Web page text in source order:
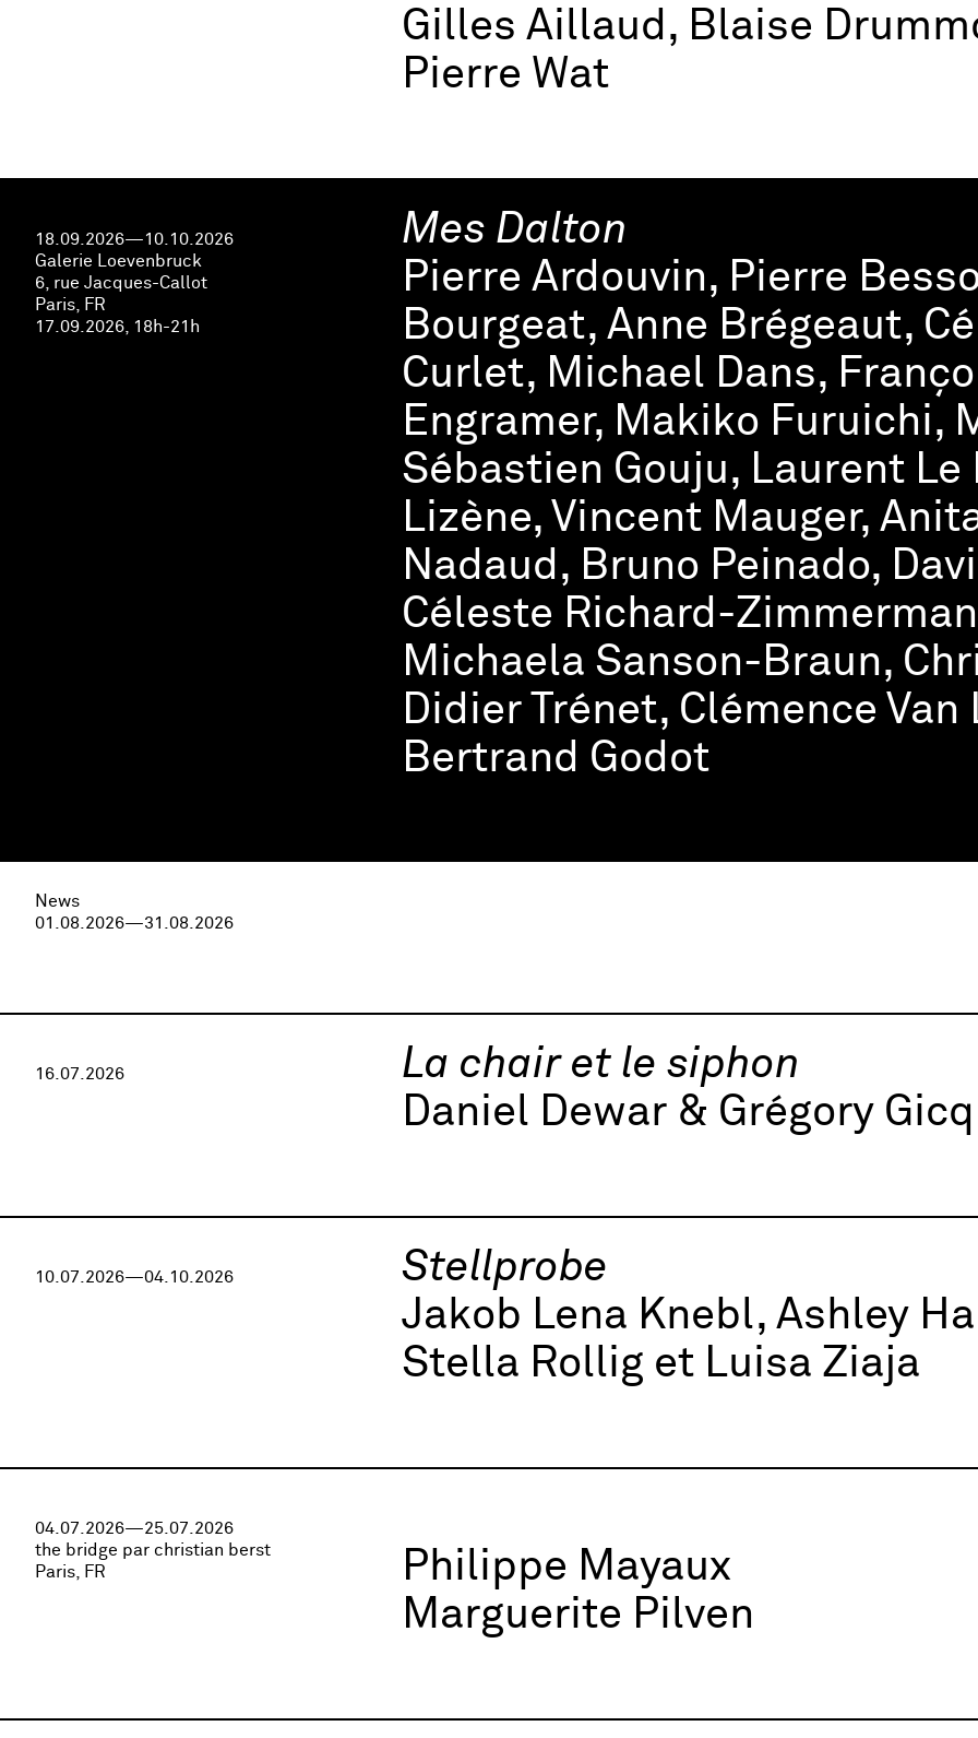
Gilles Aillaud, Blaise
Pierre Wat
Mes Dalton
Pierre Ardouvin, Pierre
Bourgeat, Anne Brégeaut,
Curlet, Michael Dans,
Engramer, Makiko Furuichi,
Sébastien Gouju, Laurent
Lizène, Vincent Mauger,
Nadaud, Bruno Peinado,
Céleste Richard-
Michaela Sanson-Braun,
Didier Trénet, Clémence
Bertrand Godot
18.09.2026—10.10.2026
Galerie Loevenbruck
6, rue Jacques-Callot
Paris, FR
17.09.2026, 18h-21h
News
01.08.2026—31.08.2026
La chair et le siphon
Daniel Dewar & Grégory
16.07.2026
Stellprobe
Jakob Lena Knebl, Ashley
Stella Rollig et Luisa Ziaja
10.07.2026—04.10.2026
Philippe Mayaux
Marguerite Pilven
04.07.2026—25.07.2026
the bridge par christian berst
Paris, FR